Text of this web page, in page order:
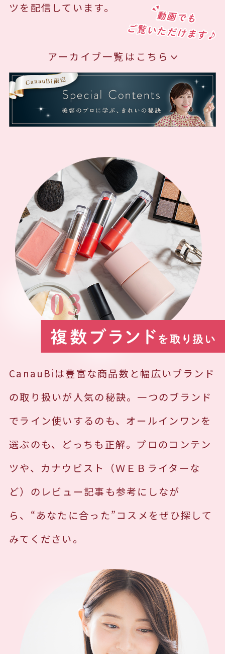
ツを配信しています。
アーカイブ一覧はこちら
CanauBiは豊富な商品数と幅広いブランド
の取り扱いが人気の秘訣。一つのブランド
でライン使いするのも、オールインワンを
選ぶのも、どっちも正解。プロのコンテン
ツや、カナウビスト（ＷＥＢライターな
ど）のレビュー記事も参考にしなが
ら、“あなたに合った”コスメをぜひ探して
みてください。